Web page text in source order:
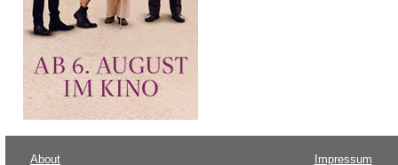
About Impressum